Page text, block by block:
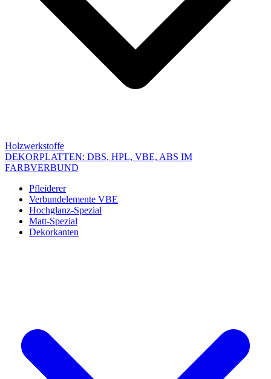
Holzwerkstoffe
DEKORPLATTEN: DBS, HPL, VBE, ABS IM
FARBVERBUND
Pfleiderer
Verbundelemente VBE
Hochglanz-Spezial
Matt-Spezial
Dekorkanten